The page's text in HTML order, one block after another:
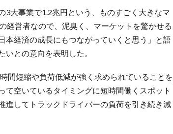
大事業で1.2兆円という、ものすごく大きなマ
経営者なので、泥臭く、マーケットを驚かせる
本経済の成長にもつながっていくと思う」と語
との意向を表明した。
間短縮や負荷低減が強く求められていることを
空いているタイミングに短時間働くスポット
進してトラックドライバーの負荷を引き続き減